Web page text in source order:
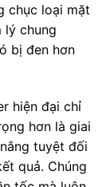
chục loại mặt
lý chung
bị đen hơn
hiện đại chỉ
hơn là giai
tuyệt đối
quả. Chúng